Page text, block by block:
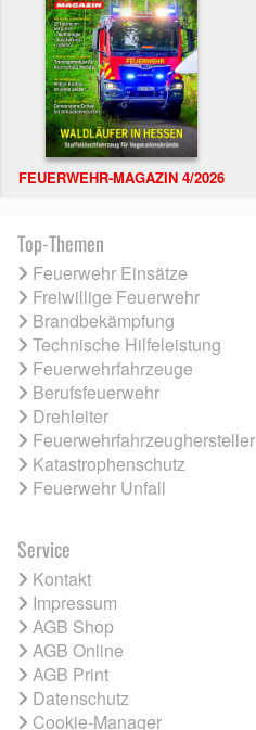
FEUERWEHR-MAGAZIN 4/2026
Top-Themen
Feuerwehr Einsätze
Freiwillige Feuerwehr
Brandbekämpfung
Technische Hilfeleistung
Feuerwehrfahrzeuge
Berufsfeuerwehr
Drehleiter
Feuerwehrfahrzeughersteller
Katastrophenschutz
Feuerwehr Unfall
Service
Kontakt
Impressum
AGB Shop
AGB Online
AGB Print
Datenschutz
Cookie-Manager